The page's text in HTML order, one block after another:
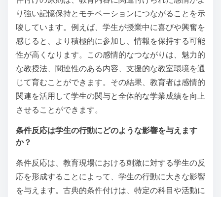
り強い記憶保持とモチベーションにつながることを示
唆しています。例えば、学生が授業中に喜びや興奮を
感じると、より積極的に参加し、情報を保持する可能
性が高くなります。この感情的なつながりは、魅力的
な教授法、関連性のある内容、支援的な教室環境を通
じて育むことができます。その結果、教育者は感情的
関連を活用して学生の関与と全体的な学業成績を向上
させることができます。
条件反応は学生の行動にどのような影響を与えます
か？
条件反応は、教育現場における刺激に対する学生の反
応を形成することによって、学生の行動に大きな影響
を与えます。古典的条件付けは、特定の科目や活動に